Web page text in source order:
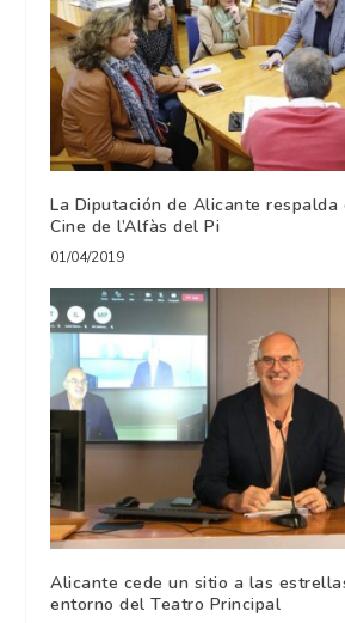
La Diputación de Alicante respalda
Cine de l’Alfàs del Pi
01/04/2019
Alicante cede un sitio a las
entorno del Teatro Principal